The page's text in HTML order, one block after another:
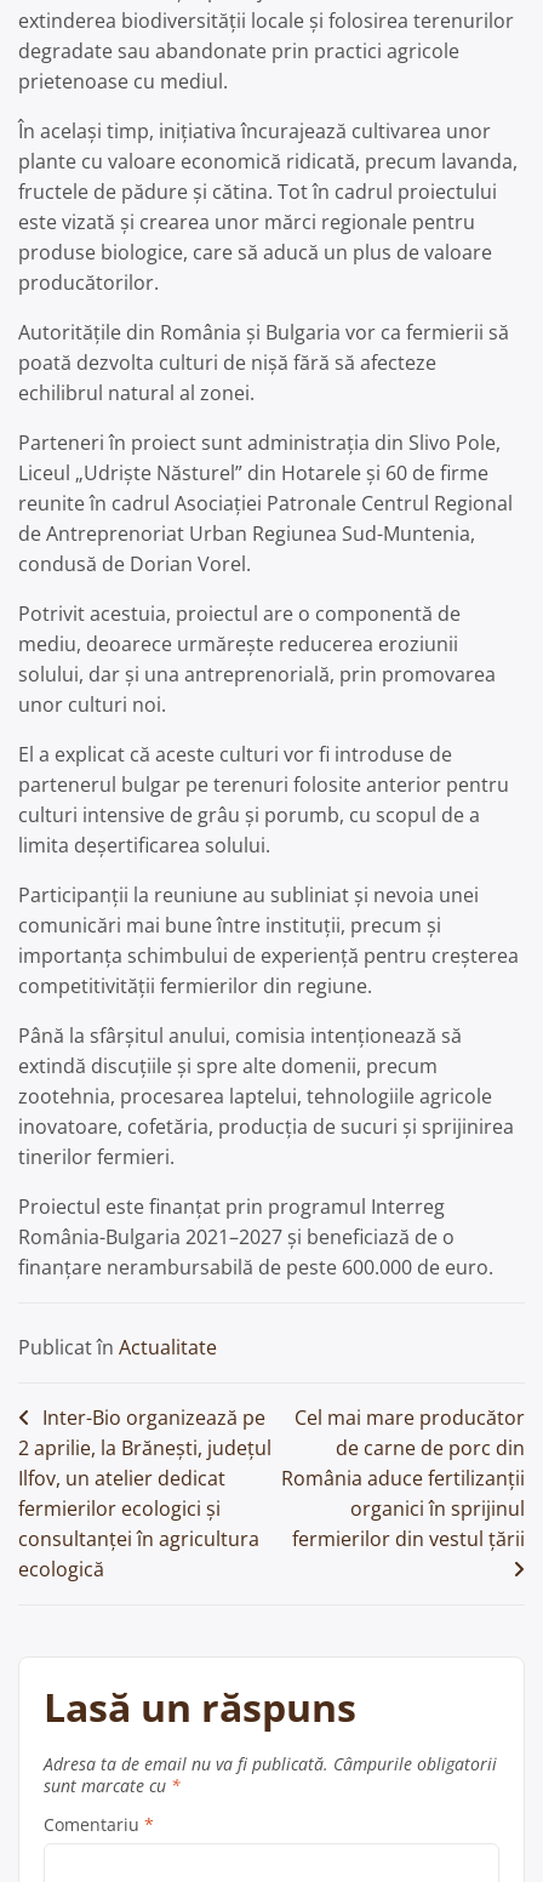
extinderea biodiversității locale și folosirea terenurilor
degradate sau abandonate prin practici agricole
prietenoase cu mediul.
În același timp, inițiativa încurajează cultivarea unor
plante cu valoare economică ridicată, precum lavanda,
fructele de pădure și cătina. Tot în cadrul proiectului
este vizată și crearea unor mărci regionale pentru
produse biologice, care să aducă un plus de valoare
producătorilor.
Autoritățile din România și Bulgaria vor ca fermierii să
poată dezvolta culturi de nișă fără să afecteze
echilibrul natural al zonei.
Parteneri în proiect sunt administrația din Slivo Pole,
Liceul „Udriște Năsturel” din Hotarele și 60 de firme
reunite în cadrul Asociației Patronale Centrul Regional
de Antreprenoriat Urban Regiunea Sud-Muntenia,
condusă de Dorian Vorel.
Potrivit acestuia, proiectul are o componentă de
mediu, deoarece urmărește reducerea eroziunii
solului, dar și una antreprenorială, prin promovarea
unor culturi noi.
El a explicat că aceste culturi vor fi introduse de
partenerul bulgar pe terenuri folosite anterior pentru
culturi intensive de grâu și porumb, cu scopul de a
limita deșertificarea solului.
Participanții la reuniune au subliniat și nevoia unei
comunicări mai bune între instituții, precum și
importanța schimbului de experiență pentru creșterea
competitivității fermierilor din regiune.
Până la sfârșitul anului, comisia intenționează să
extindă discuțiile și spre alte domenii, precum
zootehnia, procesarea laptelui, tehnologiile agricole
inovatoare, cofetăria, producția de sucuri și sprijinirea
tinerilor fermieri.
Proiectul este finanțat prin programul Interreg
România-Bulgaria 2021–2027 și beneficiază de o
finanțare nerambursabilă de peste 600.000 de euro.
Publicat în Actualitate
Navigare
în
articole
Inter-Bio organizează pe
2 aprilie, la Brănești, județul
Ilfov, un atelier dedicat
fermierilor ecologici și
consultanței în agricultura
ecologică
Cel mai mare producător
de carne de porc din
România aduce fertilizanții
organici în sprijinul
fermierilor din vestul țării
Lasă un răspuns
Adresa ta de email nu va fi publicată. Câmpurile obligatorii
sunt marcate cu *
Comentariu *